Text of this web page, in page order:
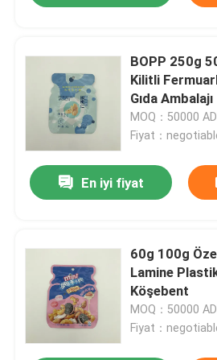
Ana sayfa
Hakkımızda
Fabrika turu
BOPP 250g
Kilitli
Gıda Ambalajı
MOQ：50000
Fiyat：
En iyi fiyat
60g 100g
Lamine
Köşebent
MOQ：50000
Fiyat：